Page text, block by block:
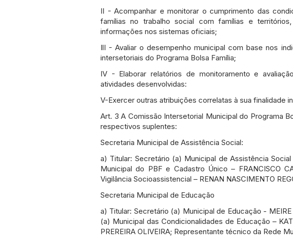
II - Acompanhar e monitorar o cumprimento das
famílias no trabalho social com famílias e
informações nos sistemas oficiais;
IlI - Avaliar o desempenho municipal com base nos
intersetoriais do Programa Bolsa Família;
IV - Elaborar relatórios de monitoramento e
atividades desenvolvidas:
V-Exercer outras atribuições correlatas à sua finalidade
Art. 3 A Comissão Intersetorial Municipal do Programa
respectivos suplentes:
Secretaria Municipal de Assistência Social:
a) Titular: Secretário (a) Municipal de Assistência
Municipal do PBF e Cadastro Único – FRANCISCO
Vigilância Socioassistencial – RENAN NASCIMENTO
Secretaria Municipal de Educação
a) Titular: Secretário (a) Municipal de Educação -
(a) Municipal das Condicionalidades de Educação –
PREREIRA OLIVEIRA; Representante técnico da Rede